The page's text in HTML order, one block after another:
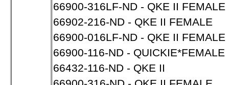
66900-316LF-ND - QKE II FEMALE
66902-216-ND - QKE II FEMALE
66900-016LF-ND - QKE II FEMALE
66900-116-ND - QUICKIE*FEMALE
66432-116-ND - QKE II